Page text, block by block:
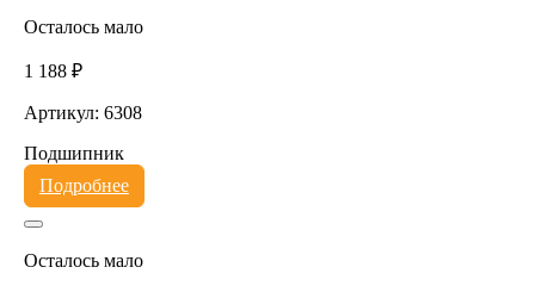
Осталось мало
1 188 ₽
Артикул: 6308
Подшипник
Подробнее
Осталось мало